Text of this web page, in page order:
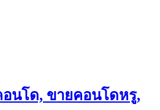
นโด, ขายคอนโดหรู,